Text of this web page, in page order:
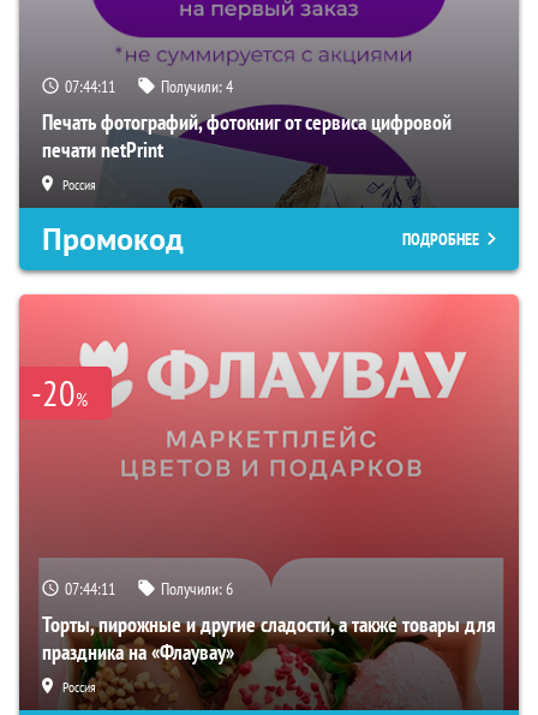
07:44:10 Получили:4
Печать фотографий, фотокниг от сервиса цифровой
печати netPrint
Россия
Промокод ПОДРОБНЕЕ
-20%
07:44:10 Получили:6
Торты, пирожные и другие сладости, а также товары для
праздника на «Флаувау»
Россия